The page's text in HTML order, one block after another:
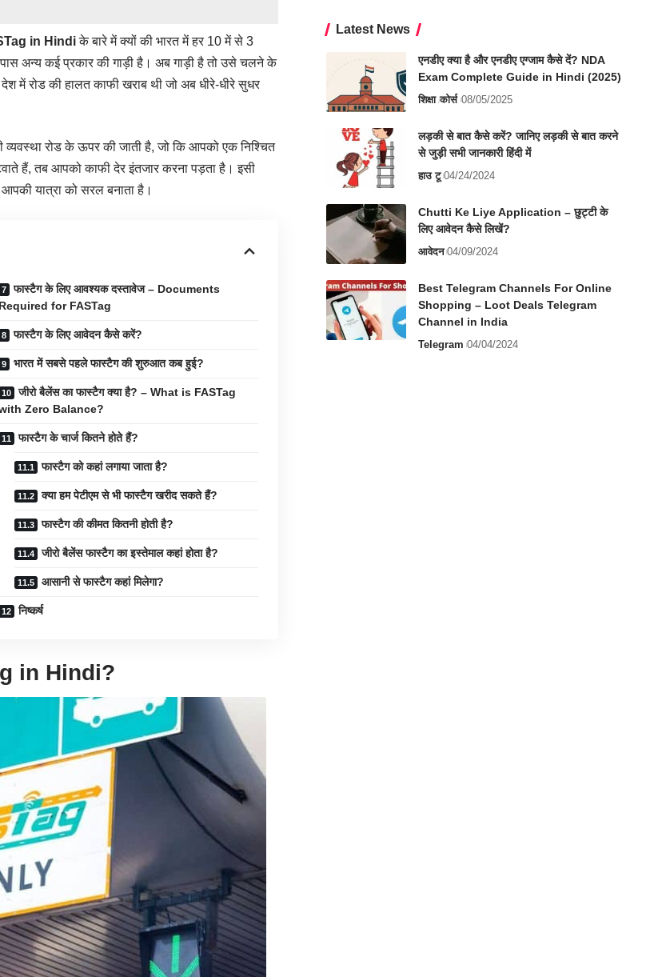
in Hindiके बारे में क्यों की भारत में हर 10 में से 3
अन्य कई प्रकार की गाड़ी है। अब गाड़ी है तो उसे चलने के
में रोड की हालत काफी खराब थी जो अब धीरे-धीरे सुधर
रोड के ऊपर की जाती है, जो कि आपको एक निश्चित
हैं, तब आपको काफी देर इंतजार करना पड़ता है। इसी
यात्रा को सरल बनाता है।
फास्टैग के लिए आवश्यक दस्तावेज – Documents
Required for FASTag
फास्टैग के लिए आवेदन कैसे करें?
भारत में सबसे पहले फास्टैग की शुरुआत कब हुई?
जीरो बैलेंस का फास्टैग क्या है? – What is FASTag
Zero Balance?
फास्टैग के चार्ज कितने होते हैं?
फास्टैग को कहां लगाया जाता है?
क्या हम पेटीएम से भी फास्टैग खरीद सकते हैं?
फास्टैग की कीमत कितनी होती है?
जीरो बैलेंस फास्टैग का इस्तेमाल कहां होता है?
आसानी से फास्टैग कहां मिलेगा?
निष्कर्ष
in Hindi?
Latest News
एनडीए क्या है और एनडीए एग्जाम कैसे दें? NDA
Exam Complete Guide in Hindi (2025)
शिक्षा कोर्स 08/05/2025
लड़की से बात कैसे करें? जानिए लड़की से बात करने
से जुड़ी सभी जानकारी हिंदी में
हाउ टू 04/24/2024
Chutti Ke Liye Application – छुट्टी के
लिए आवेदन कैसे लिखें?
आवेदन 04/09/2024
Best Telegram Channels For Online
Shopping – Loot Deals Telegram
Channel in India
Telegram 04/04/2024